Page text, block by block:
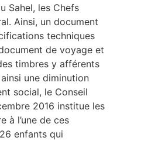
Sahel, les Chefs
Ainsi, un document
techniques
de voyage et
timbres y afférents
une diminution
social, le Conseil
2016 institue les
à l’une de ces
enfants qui